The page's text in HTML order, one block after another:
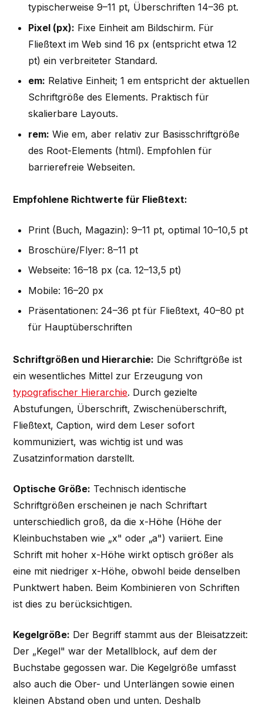
typischerweise 9–11 pt, Überschriften 14–36 pt.
Pixel (px): Fixe Einheit am Bildschirm. Für
Fließtext im Web sind 16 px (entspricht etwa 12
pt) ein verbreiteter Standard.
em: Relative Einheit; 1 em entspricht der aktuellen
Schriftgröße des Elements. Praktisch für
skalierbare Layouts.
rem: Wie em, aber relativ zur Basisschriftgröße
des Root-Elements (html). Empfohlen für
barrierefreie Webseiten.
Empfohlene Richtwerte für Fließtext:
Print (Buch, Magazin): 9–11 pt, optimal 10–10,5 pt
Broschüre/Flyer: 8–11 pt
Webseite: 16–18 px (ca. 12–13,5 pt)
Mobile: 16–20 px
Präsentationen: 24–36 pt für Fließtext, 40–80 pt
für Hauptüberschriften
Schriftgrößen und Hierarchie: Die Schriftgröße ist
ein wesentliches Mittel zur Erzeugung von
typografischer Hierarchie. Durch gezielte
Abstufungen, Überschrift, Zwischenüberschrift,
Fließtext, Caption, wird dem Leser sofort
kommuniziert, was wichtig ist und was
Zusatzinformation darstellt.
Optische Größe: Technisch identische
Schriftgrößen erscheinen je nach Schriftart
unterschiedlich groß, da die x-Höhe (Höhe der
Kleinbuchstaben wie „x" oder „a") variiert. Eine
Schrift mit hoher x-Höhe wirkt optisch größer als
eine mit niedriger x-Höhe, obwohl beide denselben
Punktwert haben. Beim Kombinieren von Schriften
ist dies zu berücksichtigen.
Kegelgröße: Der Begriff stammt aus der Bleisatzzeit:
Der „Kegel" war der Metallblock, auf dem der
Buchstabe gegossen war. Die Kegelgröße umfasst
also auch die Ober- und Unterlängen sowie einen
kleinen Abstand oben und unten. Deshalb